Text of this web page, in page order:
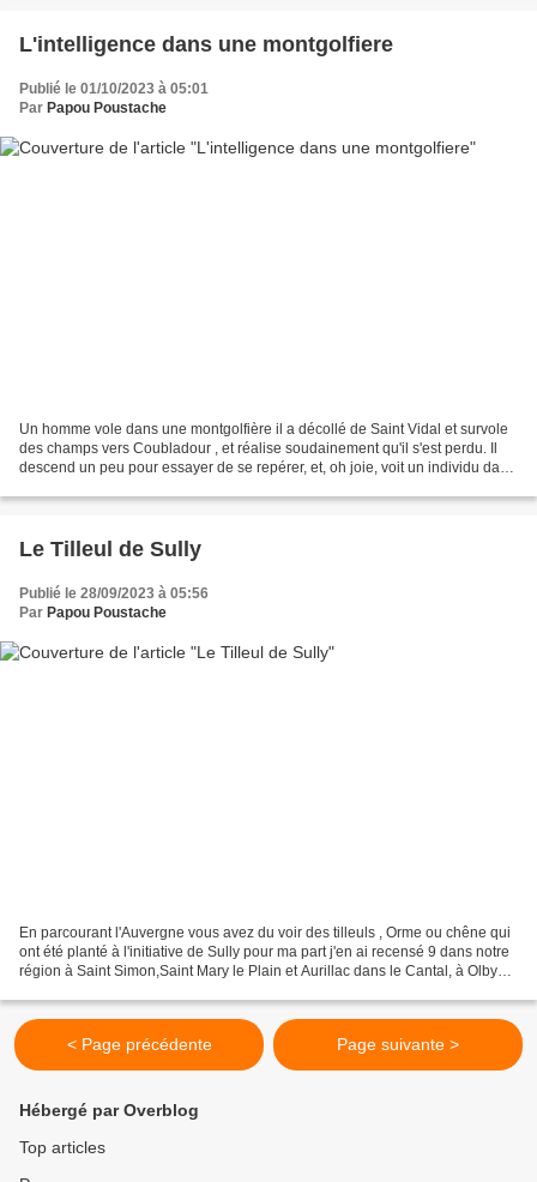
L'intelligence dans une montgolfiere
Publié le 01/10/2023 à 05:01
Par Papou Poustache
Un homme vole dans une montgolfière il a décollé de Saint Vidal et survole
des champs vers Coubladour , et réalise soudainement qu'il s'est perdu. Il
descend un peu pour essayer de se repérer, et, oh joie, voit un individu dans
Le Tilleul de Sully
Publié le 28/09/2023 à 05:56
Par Papou Poustache
En parcourant l'Auvergne vous avez du voir des tilleuls , Orme ou chêne qui
ont été planté à l'initiative de Sully pour ma part j'en ai recensé 9 dans notre
région à Saint Simon,Saint Mary le Plain et Aurillac dans le Cantal, à Olby
< Page précédente Page suivante >
Hébergé par Overblog
Top articles